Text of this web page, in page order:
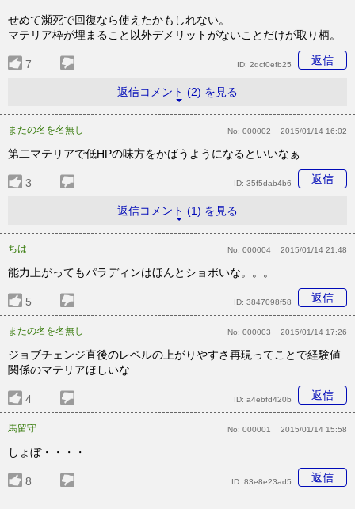
せめて瀕死で回復なら使えたかもしれない。
マテリア枠が埋まること以外デメリットがないことだけが取り柄。
7 返信
ID: 2dcf0efb25
返信コメント (2) を見る
またの名を名無し No: 000002 2015/01/14 16:02
第二マテリアで低HPの味方をかばうようになるといいなぁ
3 返信
ID: 35f5dab4b6
返信コメント (1) を見る
ちは No: 000004 2015/01/14 21:48
能力上がってもパラディンはほんとショボいな。。。
5 返信
ID: 3847098f58
またの名を名無し No: 000003 2015/01/14 17:26
ジョブチェンジ直後のレベルの上がりやすさ再現ってことで経験値
関係のマテリアほしいな
4 返信
ID: a4ebfd420b
馬留守 No: 000001 2015/01/14 15:58
しょぼ・・・・
8 返信
ID: 83e8e23ad5